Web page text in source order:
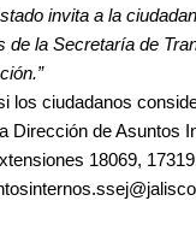
invita a la
de la Secretaría de
los ciudadanos
Dirección de Asuntos
18069,